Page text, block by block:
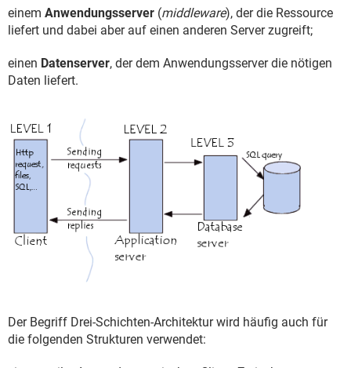
einem Anwendungsserver (middleware), der die Ressource
liefert und dabei aber auf einen anderen Server zugreift;
einen Datenserver, der dem Anwendungsserver die nötigen
Daten liefert.
Der Begriff Drei-Schichten-Architektur wird häufig auch für
die folgenden Strukturen verwendet: